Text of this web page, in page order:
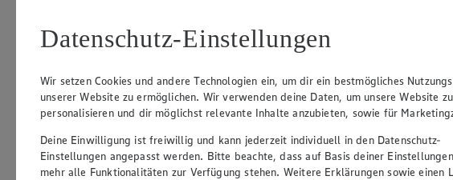
Datenschutz-Einstellungen
Wir setzen Cookies und andere Technologien ein, um dir ein bestmögliches
unserer Website zu ermöglichen. Wir verwenden deine Daten, um unsere Website zu
personalisieren und dir möglichst relevante Inhalte anzubieten, sowie für
Deine Einwilligung ist freiwillig und kann jederzeit individuell in den Datenschutz-
Einstellungen angepasst werden. Bitte beachte, dass auf Basis deiner
mehr alle Funktionalitäten zur Verfügung stehen. Weitere Erklärungen sowie einen